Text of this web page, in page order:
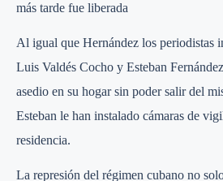
más tarde fue liberada
Al igual que Hernández los periodistas
Luis Valdés Cocho y Esteban
asedio en su hogar sin poder salir del
Esteban le han instalado cámaras de
residencia.
La represión del régimen cubano no